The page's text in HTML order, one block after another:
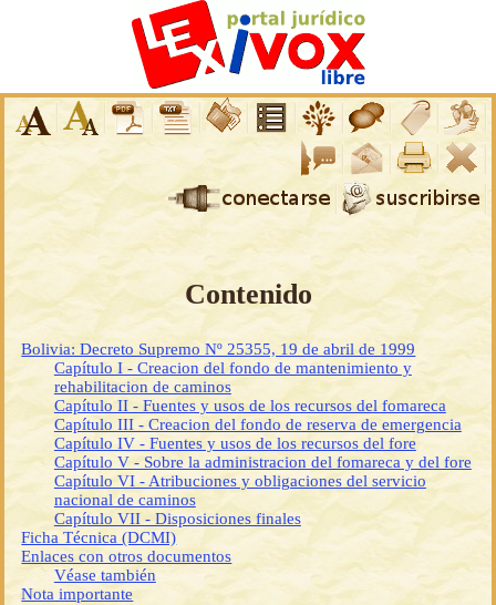
Contenido
Bolivia: Decreto Supremo Nº 25355, 19 de abril de 1999
Capítulo I - Creacion del fondo de mantenimiento y
rehabilitacion de caminos
Capítulo II - Fuentes y usos de los recursos del fomareca
Capítulo III - Creacion del fondo de reserva de emergencia
Capítulo IV - Fuentes y usos de los recursos del fore
Capítulo V - Sobre la administracion del fomareca y del fore
Capítulo VI - Atribuciones y obligaciones del servicio
nacional de caminos
Capítulo VII - Disposiciones finales
Ficha Técnica (DCMI)
Enlaces con otros documentos
Véase también
Nota importante